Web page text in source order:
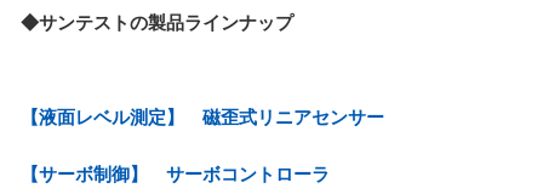
◆サンテストの製品ラインナップ
【液面レベル測定】 磁歪式リニアセンサー
【サーボ制御】 サーボコントローラ